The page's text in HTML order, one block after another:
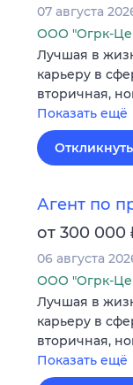
07 августа
ООО "Огрк-
Лучшая в
карьеру в
вторичная,
Показать ещё
Агент по
от 300 000
06 августа
ООО "Огрк-
Лучшая в
карьеру в
вторичная,
Показать ещё